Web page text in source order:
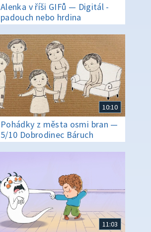
Alenka v říši GIFů — Digitál -
padouch nebo hrdina
10:10
Pohádky z města osmi bran —
5/10 Dobrodinec Báruch
11:03